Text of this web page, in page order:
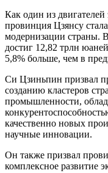
Как один из двигателей
провинция Цзянсу
модернизации страны.
достиг 12,82 трлн
5,8% больше, чем в
Си Цзиньпин призвал
созданию кластеров
промышленности,
качественно новых
научные инновации.
Он также призвал
комплексное развитие